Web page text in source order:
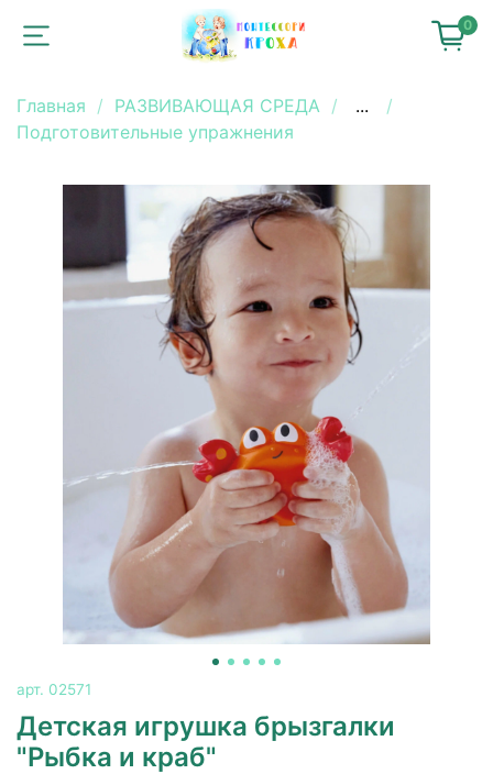
0
Главная РАЗВИВАЮЩАЯ СРЕДА
...
Подготовительные упражнения
арт. 02571
Детская игрушка брызгалки
"Рыбка и краб"